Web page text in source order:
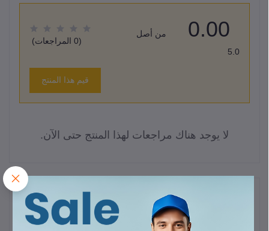
0.00
من أصل
5.0
(0 المراجعات)
قيم هذا المنتج
لا يوجد هناك مراجعات لهذا المنتج حتى الآن.